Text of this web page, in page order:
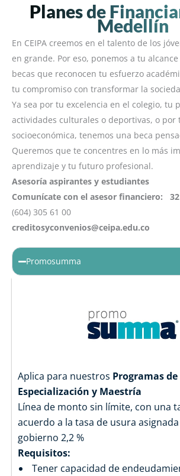
Promosumma
Aplica para nuestros Programas
Especialización y Maestría
Línea de monto sin límite, con una
acuerdo a la tasa de usura
gobierno 2,2 %
Requisitos:
Tener capacidad de
Planes de
Medellín
En CEIPA creemos en el talento de los
en grande. Por eso, ponemos a tu
becas que reconocen tu esfuerzo
tu compromiso con transformar la
Ya sea por tu excelencia en el colegio, tu
actividades culturales o deportivas, o por
socioeconómica, tenemos una beca
Queremos que te concentres en lo más
aprendizaje y tu futuro profesional.
Asesoría aspirantes y estudiantes
Comunícate con el asesor financiero:
(604) 305 61 00
creditosyconvenios@ceipa.edu.co